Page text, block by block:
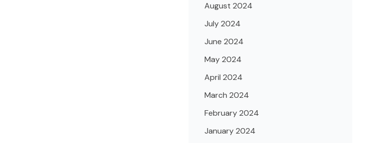
August 2024
July 2024
June 2024
May 2024
April 2024
March 2024
February 2024
January 2024